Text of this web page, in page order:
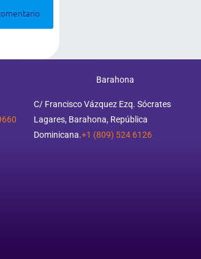
Barahona
C/ Francisco Vázquez Ezq. Sócrates
Lagares, Barahona, República
Dominicana.+1 (809) 524 6126